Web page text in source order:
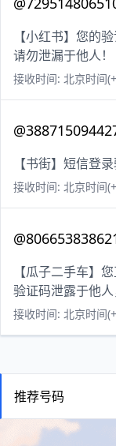
【小红书】您的
请勿泄漏于他人！
接收时间: 北京时间
【书街】短信登
接收时间: 北京时间
【瓜子二手车】
验证码泄露于他人
接收时间: 北京时间
推荐号码